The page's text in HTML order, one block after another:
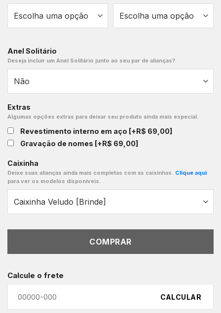
Anel Solitário
Deseja incluir um Anel Solitário junto ao seu par de alianças?
Extras
Algumas opções extras para deixar seu produto ainda mais especial.
Revestimento interno em aço [+R$ 69,00]
Gravação de nomes [+R$ 69,00]
Caixinha
Deixe suas alianças ainda mais completas com as caixinhas. Clique aqui
para ver os modelos disponíveis.
COMPRAR
Calcule o frete
CALCULAR